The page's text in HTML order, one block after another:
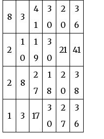
8 3
4
1
3
0
2
0
3
6
2
1
0
1
9
3
0
21 41
2 8
2
7
1
8
2
0
3
8
1 3 17
3
0
2
7
3
6